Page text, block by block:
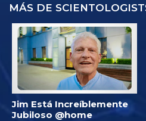
MÁS DE
Jim Está Increíblemente
Jubiloso @home